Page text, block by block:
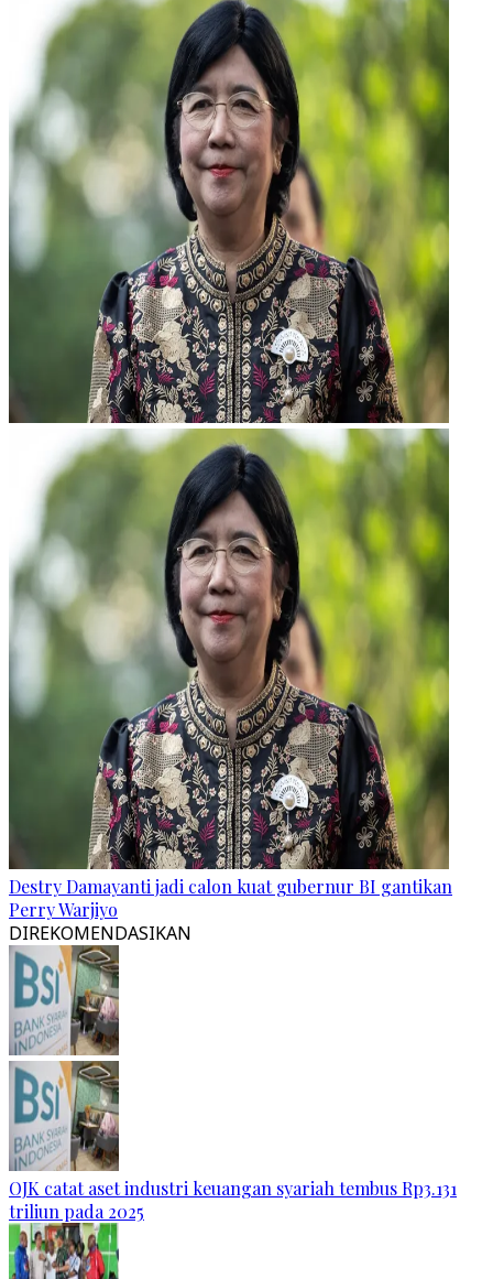
Destry Damayanti jadi calon kuat gubernur BI gantikan
Perry Warjiyo
DIREKOMENDASIKAN
OJK catat aset industri keuangan syariah tembus Rp3.131
triliun pada 2025